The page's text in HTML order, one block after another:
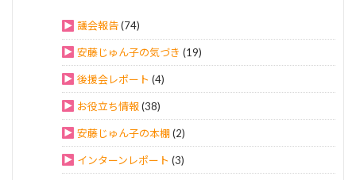
議会報告(74)
安藤じゅん子の気づき (19)
後援会レポート (4)
お役立ち情報(38)
安藤じゅん子の本棚(2)
インターンレポート (3)